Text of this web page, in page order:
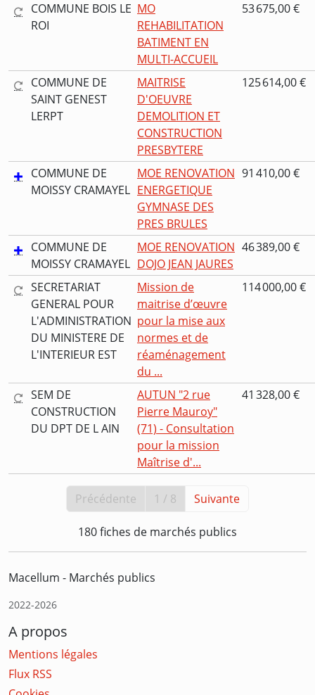
COMMUNE BOIS LE
ROI
MO
REHABILITATION
BATIMENT EN
MULTI-ACCUEIL
53 675,00 €
COMMUNE DE
SAINT GENEST
LERPT
MAITRISE
D'OEUVRE
DEMOLITION ET
CONSTRUCTION
PRESBYTERE
125 614,00 €
COMMUNE DE
MOISSY CRAMAYEL
MOE RENOVATION
ENERGETIQUE
GYMNASE DES
PRES BRULES
91 410,00 €
COMMUNE DE
MOISSY CRAMAYEL
MOE RENOVATION
DOJO JEAN JAURES
46 389,00 €
SECRETARIAT
GENERAL POUR
L'ADMINISTRATION
DU MINISTERE DE
L'INTERIEUR EST
Mission de
maitrise d’œuvre
pour la mise aux
normes et de
réaménagement
du ...
114 000,00 €
SEM DE
CONSTRUCTION
DU DPT DE L AIN
AUTUN "2 rue
Pierre Mauroy"
(71) - Consultation
pour la mission
Maîtrise d'...
41 328,00 €
Précédente 1 / 8 Suivante
180 fiches de marchés publics
Macellum - Marchés publics
2022-2026
A propos
Mentions légales
Flux RSS